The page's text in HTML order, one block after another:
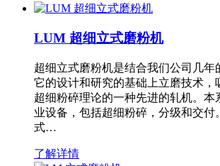
LUM 超细立式磨粉机
超细立式磨粉机是结合我们公司几年
它的设计和研究的基础上立磨技术，
超细粉碎理论的一种先进的轧机。本
业设备，包括超细粉碎，分级和交付
式…
了解详情